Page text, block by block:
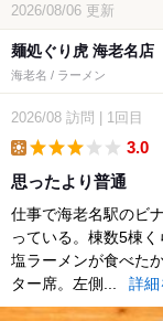
2026/08/06 更新
麺処ぐり虎 海老名店
海老名 / ラーメン
2026/08 訪問 1回目
3.0
思ったより普通
仕事で海老名駅のビ
っている。棟数5棟
塩ラーメンが食べた
ター席。左側...
詳細